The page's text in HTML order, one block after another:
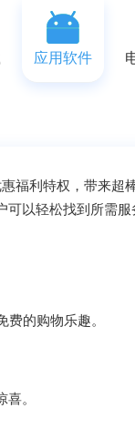
应用软件
福利特权，带来
以轻松找到所需
的购物乐趣。
。